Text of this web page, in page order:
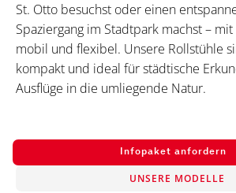
St. Otto besuchst oder einen
Spaziergang im Stadtpark machst –
mobil und flexibel. Unsere Rollstühle
kompakt und ideal für städtische
Ausflüge in die umliegende Natur.
Infopaket anfordern
UNSERE MODELLE